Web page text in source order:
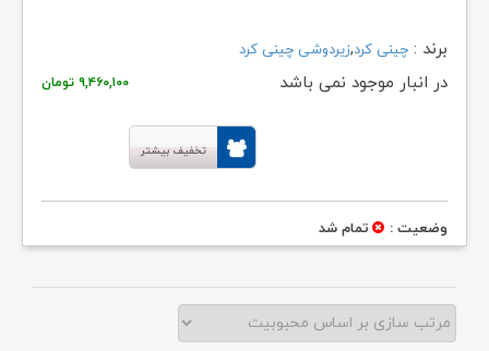
برند : چینی کرد,زیردوشی چینی کرد
۹,۴۶۰,۱۰۰ تومان در انبار موجود نمی باشد
تخفیف بیشتر
وضعیت : تمام شد